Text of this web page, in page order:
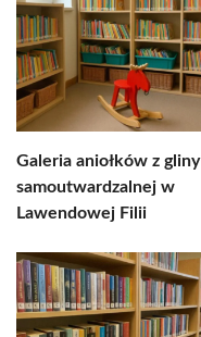
Galeria aniołków z gliny
samoutwardzalnej w
Lawendowej Filii